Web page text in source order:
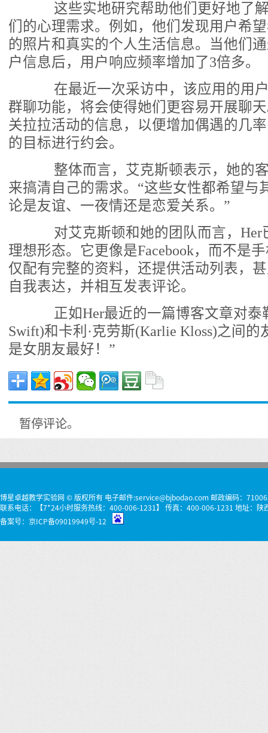
这些实地研究帮助他们更好地了解
们的心理需求。例如，他们发现用户希
的照片和真实的个人生活信息。当他们
户信息后，用户响应频率增加了3倍多。
在最近一次采访中，该应用的用户
群聊功能，将会使得她们更容易开展聊
关拉拉活动的信息，以便增加偶遇的几
的目标进行约会。
整体而言，艾克斯顿表示，她的客
来搞清自己的需求。“这些女性都希望与
论是友谊、一夜情还是恋爱关系。”
对艾克斯顿和她的团队而言，Her
理想形态。它更像是Facebook，而不是
仅配有完整的资料，还提供活动列表，
自我表达，并相互发表评论。
正如Her最近的一篇博客文章对泰
Swift)和卡利·克劳斯(Karlie Kloss)之间的
是女朋友最好！”
暂停评论。
博星卓越教学实验网 © 版权所有 电子邮件:service@bjbodao.com 邮政编码：
联系电话：【7*24小时服务热线：400-006-1231】 传真：400-006-1231 地址：陕
备案号： 京ICP备09019949号-12